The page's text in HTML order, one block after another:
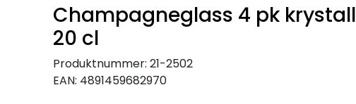
Champagneglass 4 pk krystall
20 cl
Produktnummer: 21-2502
EAN: 4891459682970